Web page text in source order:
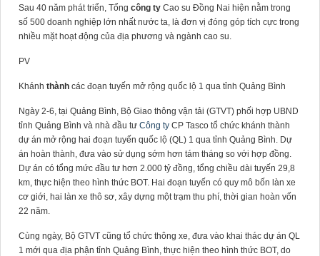
Sau 40 năm phát triển, Tổng công ty Cao su Đồng Nai hiện nằm trong
số 500 doanh nghiệp lớn nhất nước ta, là đơn vị đóng góp tích cực trong
nhiều mặt hoạt động của địa phương và ngành cao su.
PV
Khánh thành các đoạn tuyến mở rộng quốc lộ 1 qua tỉnh Quảng Bình
Ngày 2-6, tại Quảng Bình, Bộ Giao thông vận tải (GTVT) phối hợp UBND
tỉnh Quảng Bình và nhà đầu tư Công ty CP Tasco tổ chức khánh thành
dự án mở rộng hai đoạn tuyến quốc lộ (QL) 1 qua tỉnh Quảng Bình. Dự
án hoàn thành, đưa vào sử dụng sớm hơn tám tháng so với hợp đồng.
Dự án có tổng mức đầu tư hơn 2.000 tỷ đồng, tổng chiều dài tuyến 29,8
km, thực hiện theo hình thức BOT. Hai đoạn tuyến có quy mô bốn làn xe
cơ giới, hai làn xe thô sơ, xây dựng một trạm thu phí, thời gian hoàn vốn
22 năm.
Cùng ngày, Bộ GTVT cũng tổ chức thông xe, đưa vào khai thác dự án QL
1 mới qua địa phận tỉnh Quảng Bình, thực hiện theo hình thức BOT, do